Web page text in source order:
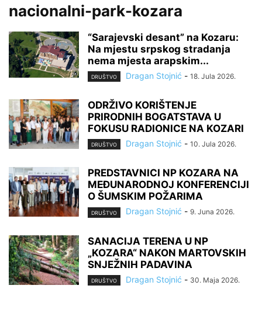
nacionalni-park-kozara
“Sarajevski desant” na Kozaru:
Na mjestu srpskog stradanja
nema mjesta arapskim...
DRUŠTVO Dragan Stojnić - 18. Jula 2026.
ODRŽIVO KORIŠTENJE
PRIRODNIH BOGATSTAVA U
FOKUSU RADIONICE NA KOZARI
DRUŠTVO Dragan Stojnić - 10. Jula 2026.
PREDSTAVNICI NP KOZARA NA
MEĐUNARODNOJ KONFERENCIJI
O ŠUMSKIM POŽARIMA
DRUŠTVO Dragan Stojnić - 9. Juna 2026.
SANACIJA TERENA U NP
„KOZARA“ NAKON MARTOVSKIH
SNJEŽNIH PADAVINA
DRUŠTVO Dragan Stojnić - 30. Maja 2026.